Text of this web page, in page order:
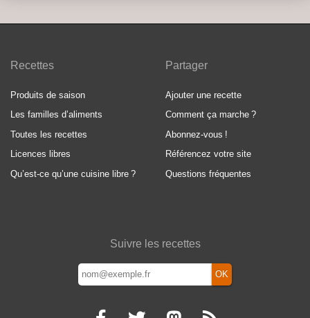
Recettes
Produits de saison
Les familles d’aliments
Toutes les recettes
Licences libres
Qu’est-ce qu’une cuisine libre ?
Partager
Ajouter une recette
Comment ça marche ?
Abonnez-vous !
Référencez votre site
Questions fréquentes
Suivre les recettes
OK